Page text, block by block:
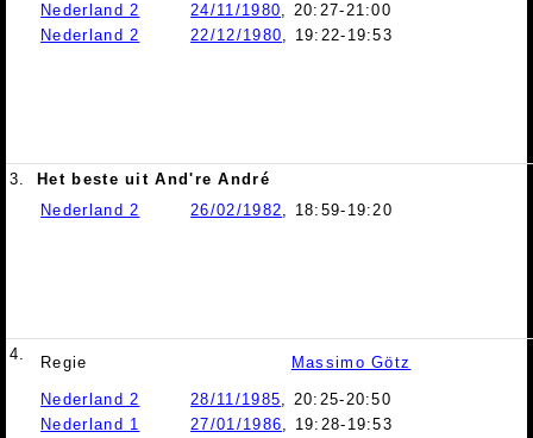
Nederland 2 24/11/1980, 20:27-21:00
Nederland 2
22/12/1980, 19:22-19:53
3.
Het beste uit And're André
Nederland 2
26/02/1982, 18:59-19:20
4. Regie Massimo Götz
Nederland 2 28/11/1985, 20:25-20:50
Nederland 1
27/01/1986, 19:28-19:53